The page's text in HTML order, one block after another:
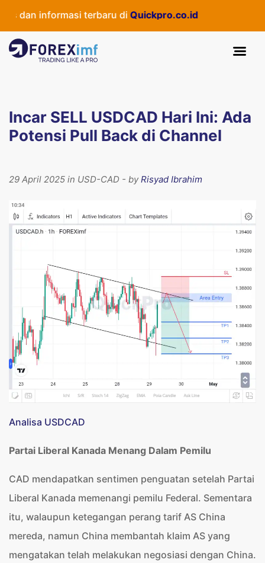
dan informasi terbaru di Quickpro.co.id
Incar SELL USDCAD Hari Ini: Ada
Potensi Pull Back di Channel
29 April 2025 in USD-CAD - byRisyad Ibrahim
Analisa USDCAD
Partai Liberal Kanada Menang Dalam Pemilu
CAD mendapatkan sentimen penguatan setelah Partai
Liberal Kanada memenangi pemilu Federal. Sementara
itu, walaupun ketegangan perang tarif AS China
mereda, namun China membantah klaim AS yang
mengatakan telah melakukan negosiasi dengan China.